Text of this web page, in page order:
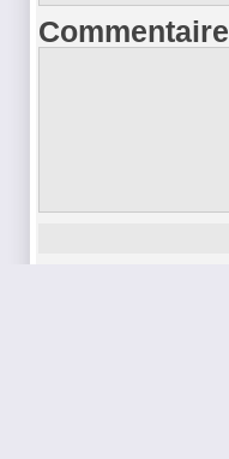
Commentaire